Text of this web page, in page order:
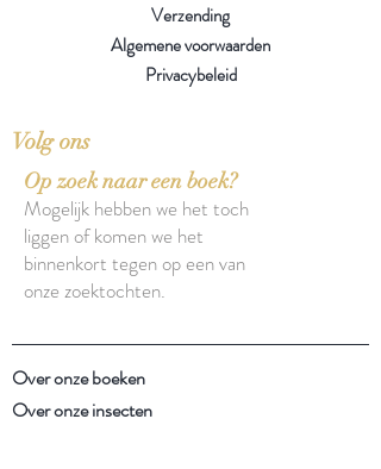
Verzending
Algemene voorwaarden
Privacybeleid
Volg ons
Op zoek naar een boek?
Mogelijk hebben we het toch
liggen of komen we het
binnenkort tegen op een van
onze zoektochten.
Over onze boeken
Over onze insecten